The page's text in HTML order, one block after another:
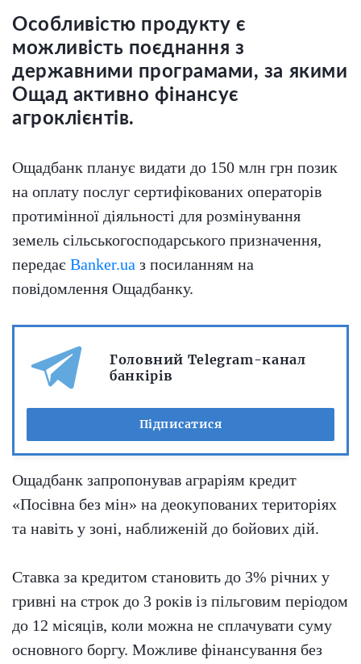
Особливістю продукту є
можливість поєднання з
державними програмами, за якими
Ощад активно фінансує
агроклієнтів.
Ощадбанк планує видати до 150 млн грн позик
на оплату послуг сертифікованих операторів
протимінної діяльності для розмінування
земель сільськогосподарського призначення,
передає Banker.ua з посиланням на
повідомлення Ощадбанку.
Головний Telegram-канал
банкірів
Підписатися
Ощадбанк запропонував аграріям кредит
«Посівна без мін» на деокупованих територіях
та навіть у зоні, наближеній до бойових дій.
Ставка за кредитом становить до 3% річних у
гривні на строк до 3 років із пільговим періодом
до 12 місяців, коли можна не сплачувати суму
основного боргу. Можливе фінансування без